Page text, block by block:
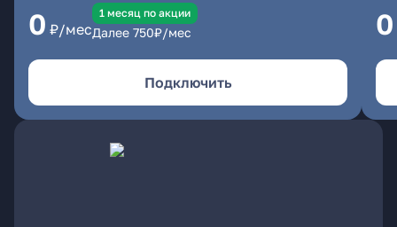
0 ₽/мес
1 месяц по акции
Далее 750₽/мес
Подключить
0